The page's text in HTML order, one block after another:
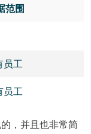
范围
员工
员工
，并且也非常简